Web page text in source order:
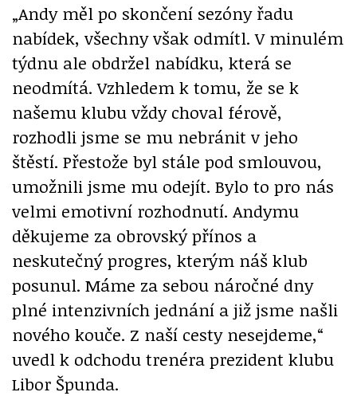
„Andy měl po skončení sezóny řadu
nabídek, všechny však odmítl. V minulém
týdnu ale obdržel nabídku, která se
neodmítá. Vzhledem k tomu, že se k
našemu klubu vždy choval férově,
rozhodli jsme se mu nebránit v jeho
štěstí. Přestože byl stále pod smlouvou,
umožnili jsme mu odejít. Bylo to pro nás
velmi emotivní rozhodnutí. Andymu
děkujeme za obrovský přínos a
neskutečný progres, kterým náš klub
posunul. Máme za sebou náročné dny
plné intenzivních jednání a již jsme našli
nového kouče. Z naší cesty nesejdeme,“
uvedl k odchodu trenéra prezident klubu
Libor Špunda.